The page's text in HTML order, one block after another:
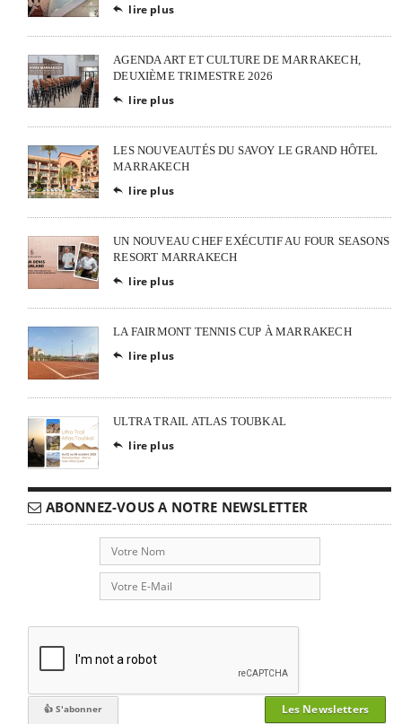
 lire plus
AGENDA ART ET CULTURE DE MARRAKECH,
DEUXIÈME TRIMESTRE 2026
 lire plus
LES NOUVEAUTÉS DU SAVOY LE GRAND HÔTEL
MARRAKECH
 lire plus
UN NOUVEAU CHEF EXÉCUTIF AU FOUR SEASONS
RESORT MARRAKECH
 lire plus
LA FAIRMONT TENNIS CUP À MARRAKECH
 lire plus
ULTRA TRAIL ATLAS TOUBKAL
 lire plus
ABONNEZ-VOUS A NOTRE NEWSLETTER
Les Newsletters